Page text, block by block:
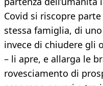
Covid si riscopre
stessa famiglia, di
invece di chiudere gli
– li apre, e allarga le
rovesciamento di